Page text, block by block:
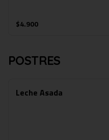
$4.900
POSTRES
Leche Asada